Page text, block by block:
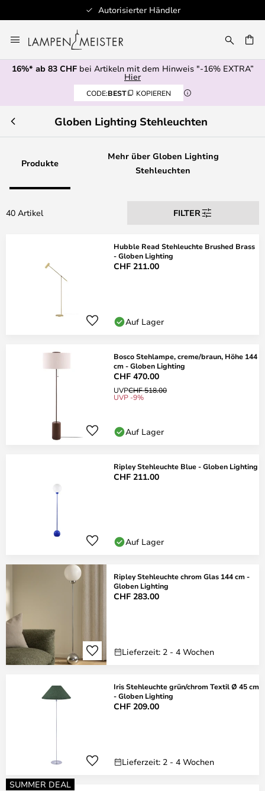
Autorisierter Händler
Inhalt
springen
16%* ab 83 CHFbei Artikeln mit dem Hinweis "-16% EXTRA”
Hier
CODE:BEST KOPIEREN
Globen Lighting Stehleuchten
Produkte
Mehr über Globen Lighting
Stehleuchten
40 Artikel FILTER
Hubble Read Stehleuchte Brushed Brass
- Globen Lighting
CHF 211.00
Auf Lager
Bosco Stehlampe, creme/braun, Höhe 144
cm - Globen Lighting
CHF 470.00
UVPCHF 518.00
UVP -9%
Auf Lager
Ripley Stehleuchte Blue - Globen Lighting
CHF 211.00
Auf Lager
Ripley Stehleuchte chrom Glas 144 cm -
Globen Lighting
CHF 283.00
Lieferzeit: 2 - 4 Wochen
Iris Stehleuchte grün/chrom Textil Ø 45 cm
- Globen Lighting
CHF 209.00
Lieferzeit: 2 - 4 Wochen
SUMMER DEAL